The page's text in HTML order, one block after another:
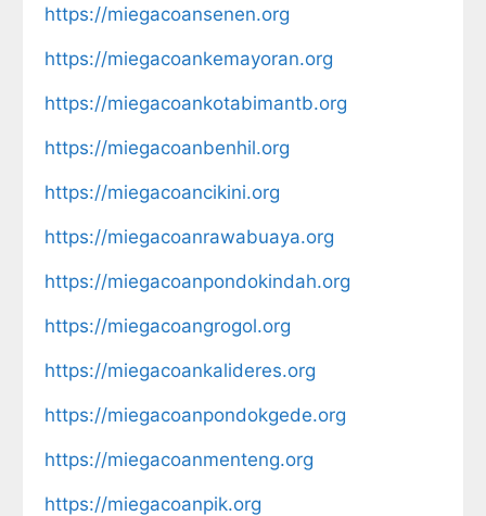
https://miegacoansenen.org
https://miegacoankemayoran.org
https://miegacoankotabimantb.org
https://miegacoanbenhil.org
https://miegacoancikini.org
https://miegacoanrawabuaya.org
https://miegacoanpondokindah.org
https://miegacoangrogol.org
https://miegacoankalideres.org
https://miegacoanpondokgede.org
https://miegacoanmenteng.org
https://miegacoanpik.org